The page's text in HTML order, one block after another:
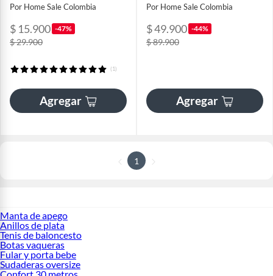
Por Home Sale Colombia
$ 15.900 -47%
$ 29.900
(1)
Agregar
Por Home Sale Colombia
$ 49.900 -44%
$ 89.900
Agregar
1
Manta de apego
Anillos de plata
Tenis de baloncesto
Botas vaqueras
Fular y porta bebe
Sudaderas oversize